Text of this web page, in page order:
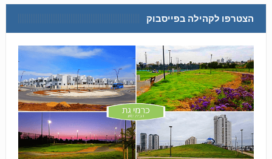
הצטרפו לקהילה בפייסבוק